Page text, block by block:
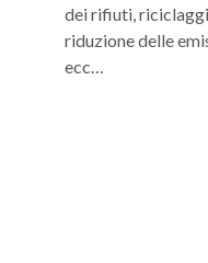
dei rifiuti,
riduzione delle
ecc…